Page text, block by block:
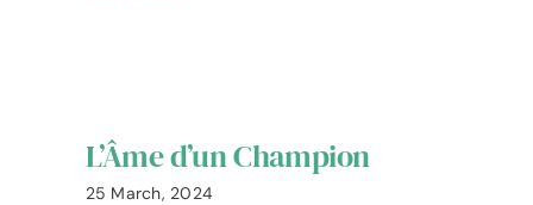
L’Âme d’un Champion
25 March, 2024